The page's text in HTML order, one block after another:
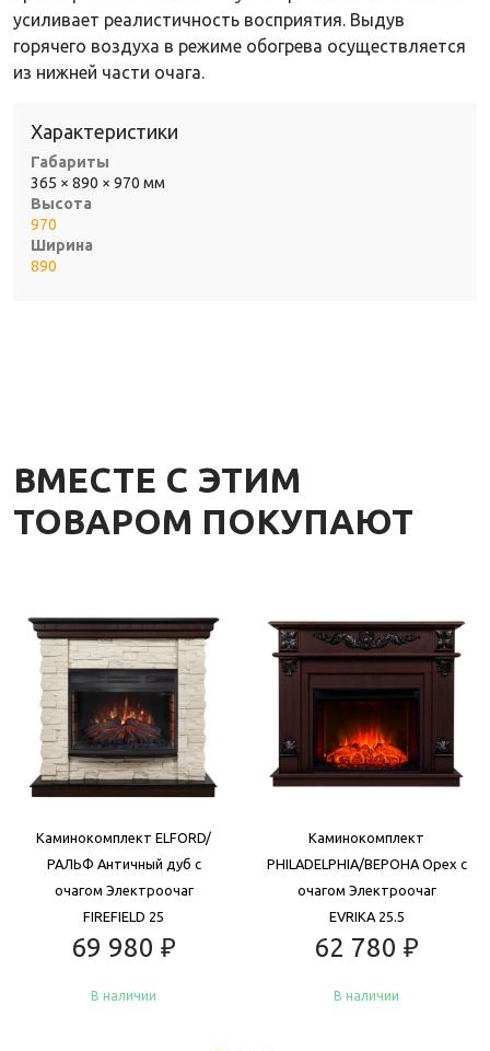
усиливает реалистичность восприятия. Выдув
горячего воздуха в режиме обогрева осуществляется
из нижней части очага.
Характеристики
Габариты
365 × 890 × 970 мм
Высота
970
Ширина
890
ВМЕСТЕ С ЭТИМ
ТОВАРОМ ПОКУПАЮТ
Каминокомплект ELFORD/
РАЛЬФ Античный дуб с
очагом Электроочаг
FIREFIELD 25
69 980 ₽
В наличии
Каминокомплект
PHILADELPHIA/ВЕРОНА Орех с
очагом Электроочаг
EVRIKA 25.5
62 780 ₽
В наличии